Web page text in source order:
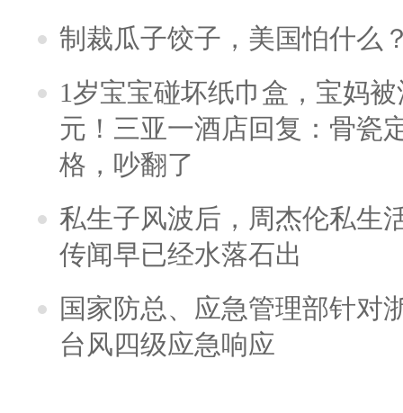
制裁瓜子饺子，美国怕什么
1岁宝宝碰坏纸巾盒，宝妈
元！三亚一酒店回复：骨瓷
格，吵翻了
私生子风波后，周杰伦私生
传闻早已经水落石出
国家防总、应急管理部针对
台风四级应急响应